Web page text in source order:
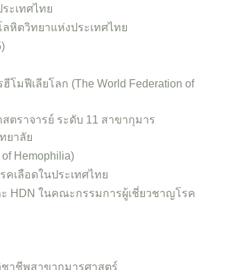
ะเทศไทย
หิตวิทยาแห่งประเทศไทย
โมฟีเลียโลก (The World Federation of
ตราจารย์ ระดับ 11 สาขากุมาร
ยาลัย
Hemophilia)
เลือดในประเทศไทย
HDN ในคณะกรรมการผู้เชี่ยวชาญโรค
าชีพสาขากุมารศาสตร์